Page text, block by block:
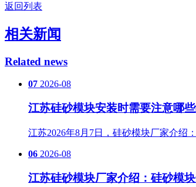
返回列表
相关新闻
Related news
07 2026-08
江苏硅砂模块安装时需要注意哪
江苏2026年8月7日，硅砂模块厂家介绍
06 2026-08
江苏硅砂模块厂家介绍：硅砂模